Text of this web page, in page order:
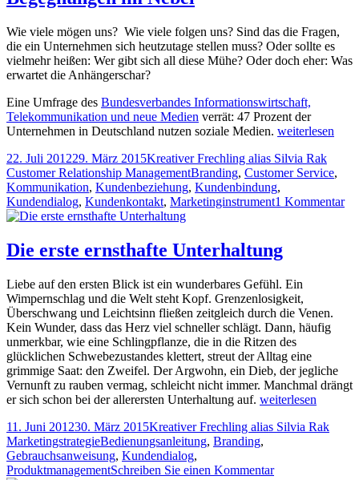
Wie viele mögen uns? Wie viele folgen uns? Sind das die Fragen,
die ein Unternehmen sich heutzutage stellen muss? Oder sollte es
vielmehr heißen: Wer gibt sich all diese Mühe? Oder doch eher: Was
erwartet die Anhängerschar?
Eine Umfrage des Bundesverbandes Informationswirtschaft,
Telekommunikation und neue Medien verrät: 47 Prozent der
Unternehmen in Deutschland nutzen soziale Medien. Begegnungen
Nebel
weiterlesen
Veröffentlicht
am
22. Juli 201229. März 2015Autor
Kreativer Frechling alias Silvia Rak
Customer Relationship ManagementTags
Branding, Customer Service,
Kommunikation, Kundenbeziehung, Kundenbindung,
Kundendialog, Kundenkontakt, Marketinginstrument1 Kommentarzu
Die erste ernsthafte Unterhaltung
Liebe auf den ersten Blick ist ein wunderbares Gefühl. Ein
Wimpernschlag und die Welt steht Kopf. Grenzenlosigkeit,
Überschwang und Leichtsinn fließen zeitgleich durch die Venen.
Kein Wunder, dass das Herz viel schneller schlägt. Dann, häufig
unmerkbar, wie eine Schlingpflanze, die in die Ritzen des
glücklichen Schwebezustandes klettert, streut der Alltag eine
grimmige Saat: den Zweifel. Der Argwohn, ein Dieb, der jegliche
Vernunft zu rauben vermag, schleicht nicht immer. Manchmal drängt
er sich schon bei der allerersten Unterhaltung auf. Die
ernsthafte
Unterhaltung
weiterlesen
Veröffentlicht
am
11. Juni 201230. März 2015Autor
Kreativer Frechling alias Silvia Rak
MarketingstrategieTags
Bedienungsanleitung, Branding,
Gebrauchsanweisung, Kundendialog,
ProduktmanagementSchreiben Sie einen Kommentarzu